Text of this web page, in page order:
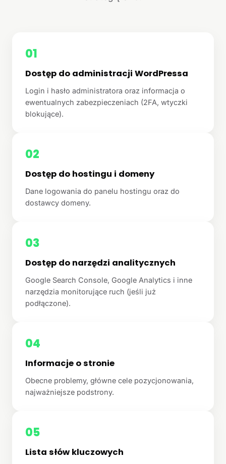
01
Dostęp do administracji WordPressa
Login i hasło administratora oraz informacja o
ewentualnych zabezpieczeniach (2FA, wtyczki
blokujące).
02
Dostęp do hostingu i domeny
Dane logowania do panelu hostingu oraz do
dostawcy domeny.
03
Dostęp do narzędzi analitycznych
Google Search Console, Google Analytics i inne
narzędzia monitorujące ruch (jeśli już
podłączone).
04
Informacje o stronie
Obecne problemy, główne cele pozycjonowania,
najważniejsze podstrony.
05
Lista słów kluczowych